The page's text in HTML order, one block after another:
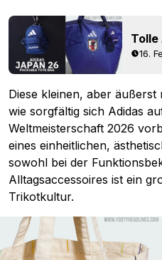
16.
Diese kleinen, aber äußerst
wie sorgfältig sich Adidas
Weltmeisterschaft 2026
eines einheitlichen,
sowohl bei der
Alltagsaccessoires ist ein
Trikotkultur.